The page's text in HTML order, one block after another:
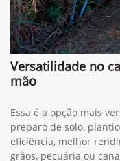
Versatilidade no
mão
Essa é a opção mais
preparo de solo,
eficiência, melhor
grãos, pecuária ou